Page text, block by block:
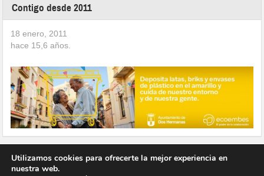
Contigo desde 2011
18 enero, 2011
hace 15,6 años.
Utilizamos cookies para ofrecerte la mejor experiencia en
nuestra web.